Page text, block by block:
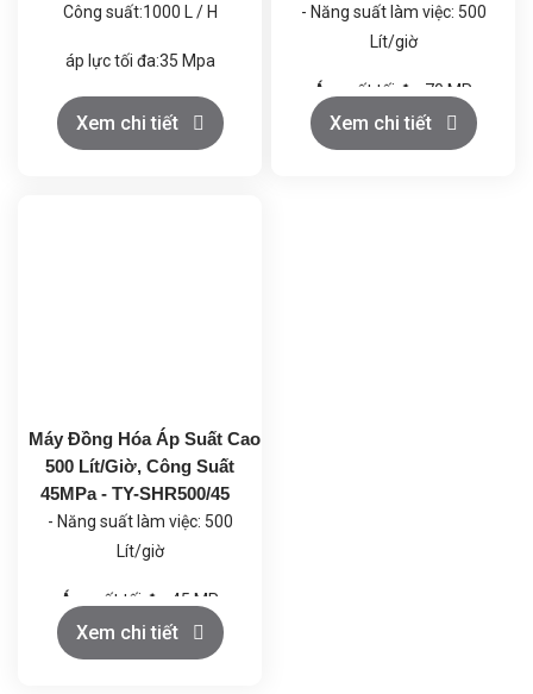
Công suất:1000 L / H
áp lực tối đa:35 Mpa
Áp suất làm việc bình
Xem chi tiết
- Năng suất làm việc: 500
Lít/giờ
- Áp suất tối đa: 70 MPa
Xem chi tiết
Máy Đồng Hóa Áp Suất Cao
500 Lít/Giờ, Công Suất
45MPa - TY-SHR500/45
- Năng suất làm việc: 500
Lít/giờ
- Áp suất tối đa: 45 MPa
Xem chi tiết